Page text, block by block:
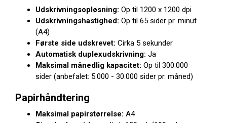
Udskrivningsopløsning: Op til 1200 x 1200 dpi
Udskrivningshastighed: Op til 65 sider pr. minut
(A4)
Første side udskrevet: Cirka 5 sekunder
Automatisk duplexudskrivning: Ja
Maksimal månedlig kapacitet: Op til 300.000
sider (anbefalet: 5.000 - 30.000 sider pr. måned)
Papirhåndtering
Maksimal papirstørrelse: A4